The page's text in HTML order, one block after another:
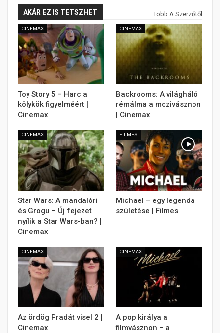
AKÁR EZ IS TETSZHET Több A Szerzőtől
CINEMAX
Toy Story 5 – Harc a
kölykök figyelméért |
Cinemax
CINEMAX
Backrooms: A világháló
rémálma a mozivásznon
| Cinemax
CINEMAX
Star Wars: A mandalóri
és Grogu – Új fejezet
nyílik a Star Wars-ban? |
Cinemax
FILMES
Michael – egy legenda
születése | Filmes
CINEMAX
Az ördög Pradát visel 2 |
Cinemax
CINEMAX
A pop királya a
filmvásznon – a